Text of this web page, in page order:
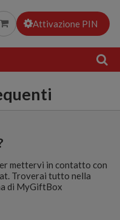
Attivazione PIN
mettervi in contatto con
Troverai tutto nella
di MyGiftBox